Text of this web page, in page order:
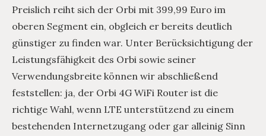
Preislich reiht sich der Orbi mit 399,99 Euro im
oberen Segment ein, obgleich er bereits deutlich
günstiger zu finden war. Unter Berücksichtigung der
Leistungsfähigkeit des Orbi sowie seiner
Verwendungsbreite können wir abschließend
feststellen: ja, der Orbi 4G WiFi Router ist die
richtige Wahl, wenn LTE unterstützend zu einem
bestehenden Internetzugang oder gar alleinig Sinn